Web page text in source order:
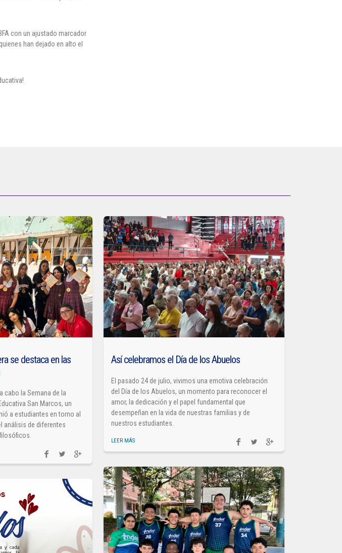
con un ajustado marcador
han dejado en alto el
se destaca en las
cabo la Semana de la
San Marcos, un
a estudiantes en torno al
análisis de diferentes
Así celebramos el Día de los Abuelos
El pasado 24 de julio, vivimos una emotiva celebración
del Día de los Abuelos, un momento para reconocer el
amor, la dedicación y el papel fundamental que
desempeñan en la vida de nuestras familias y de
nuestros estudiantes.
LEER MÁS